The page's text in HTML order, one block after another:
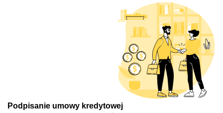
Podpisanie umowy kredytowej